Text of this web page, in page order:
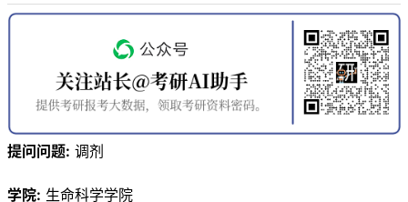
提问问题: 调剂
学院: 生命科学学院